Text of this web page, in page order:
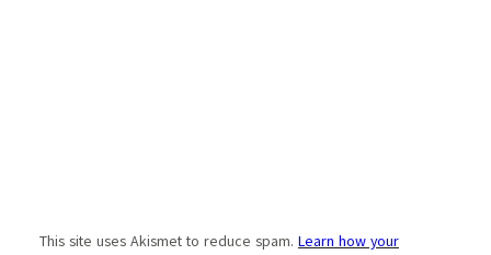
This site uses Akismet to reduce spam. Learn how your